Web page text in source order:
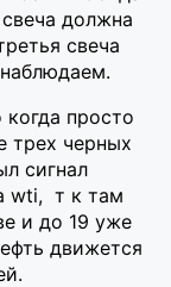
должна
свеча
когда просто
трех черных
сигнал
wti, т к там
и до 19 уже
движется